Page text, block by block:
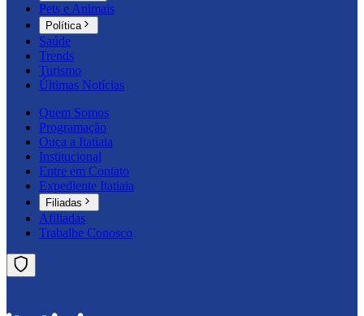
Pets e Animais
Política
Saúde
Trends
Turismo
Últimas Notícias
Quem Somos
Programação
Ouça a Itatiaia
Institucional
Entre em Contato
Expediente Itatiaia
Filiadas
Afiliadas
Trabalhe Conosco